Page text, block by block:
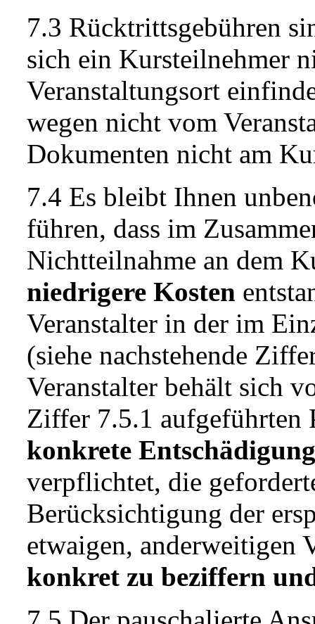
7.3 Rücktrittsgebühren
sich ein Kursteilnehmer
Veranstaltungsort
wegen nicht vom
Dokumenten nicht am
7.4 Es bleibt Ihnen
führen, dass im
Nichtteilnahme an dem
niedrigere Kosten
Veranstalter in der im
(siehe nachstehende
Veranstalter behält sich
Ziffer 7.5.1 aufgeführten
konkrete Entschädigung
verpflichtet, die
Berücksichtigung der
etwaigen, anderweitigen
konkret zu beziffern